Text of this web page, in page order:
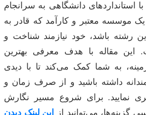
استانداردهای دانشگاهی به سرانجام
یک موسسه معتبر و کارآمد که قادر به
رشته باشد، خود نیازمند شناخت و
مقاله با هدف معرفی بهترین
به شما کمک می‌کند تا با دیدی
داشته باشید و از صرف زمان و
نمایید. برای شروع مسیر نگارش
گزینه‌ها، می‌توانید از
این لینک دیدن